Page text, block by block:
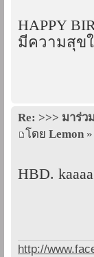
HAPPY
มีความสุข
Re: >>> มาร่
โดย Lemon
HBD.
http://